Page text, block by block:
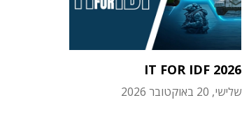
IT FOR IDF 2026
שלישי, 20 באוקטובר 2026